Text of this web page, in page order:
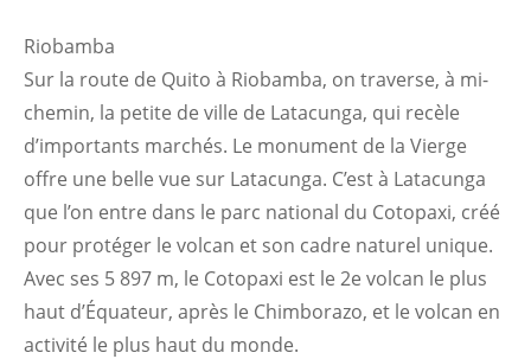
Riobamba
Sur la route de Quito à Riobamba, on traverse, à mi-
chemin, la petite de ville de Latacunga, qui recèle
d’importants marchés. Le monument de la Vierge
offre une belle vue sur Latacunga. C’est à Latacunga
que l’on entre dans le parc national du Cotopaxi, créé
pour protéger le volcan et son cadre naturel unique.
Avec ses 5 897 m, le Cotopaxi est le 2e volcan le plus
haut d’Équateur, après le Chimborazo, et le volcan en
activité le plus haut du monde.